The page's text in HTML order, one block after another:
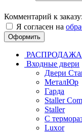
Комментарий к заказу:
Я согласен на
Входные двери
Двери
МеталЮр
Гарда
Staller
Staller
С
Luxor